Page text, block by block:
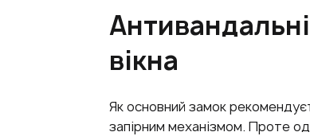
вікна
Як основний замок
запірним механізмом. Проте